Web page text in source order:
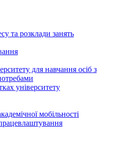
та розклади занять
для навчання осіб з
університету
мобільності